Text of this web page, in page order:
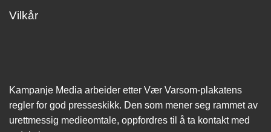
Vilkår
Kampanje Media arbeider etter Vær Varsom-plakatens
regler for god presseskikk. Den som mener seg rammet av
urettmessig medie­omtale, oppfordres til å ta kontakt med